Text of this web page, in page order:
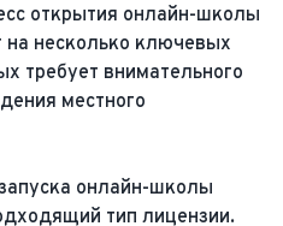
открытия онлайн-школы
несколько ключевых
требует внимательного
местного
онлайн-школы
тип лицензии.